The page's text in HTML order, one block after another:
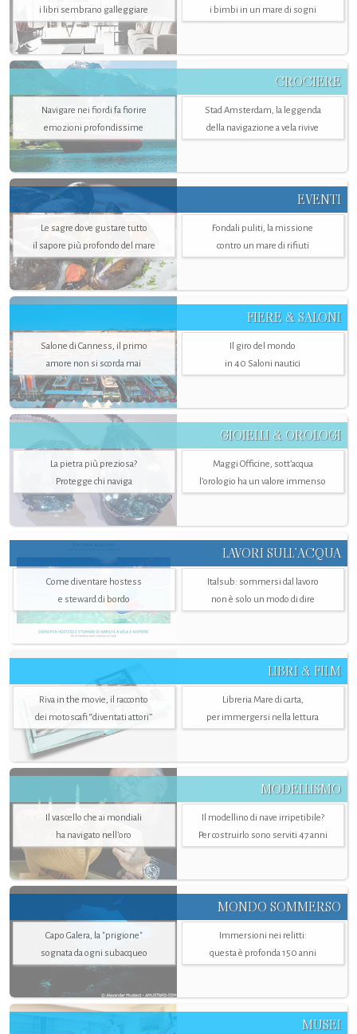
i libri sembrano galleggiare
i bimbi in un mare di sogni
CROCIERE
Navigare nei fiordi fa fiorire
emozioni profondissime
Stad Amsterdam, la leggenda
della navigazione a vela rivive
EVENTI
Le sagre dove gustare tutto
il sapore più profondo del mare
Fondali puliti, la missione
contro un mare di rifiuti
FIERE & SALONI
Salone di Canness, il primo
amore non si scorda mai
Il giro del mondo
in 40 Saloni nautici
GIOIELLI & OROLOGI
La pietra più preziosa?
Protegge chi naviga
Maggi Officine, sott’acqua
l'orologio ha un valore immenso
LAVORI SULL’ACQUA
Come diventare hostess
e steward di bordo
Italsub: sommersi dal lavoro
non è solo un modo di dire
LIBRI & FILM
Riva in the movie, il racconto
dei motoscafi “diventati attori”
Libreria Mare di carta,
per immergersi nella lettura
MODELLISMO
Il vascello che ai mondiali
ha navigato nell’oro
Il modellino di nave irripetibile?
Per costruirlo sono serviti 47 anni
MONDO SOMMERSO
Capo Galera, la "prigione"
sognata da ogni subacqueo
Immersioni nei relitti:
questa è profonda 150 anni
MUSEI